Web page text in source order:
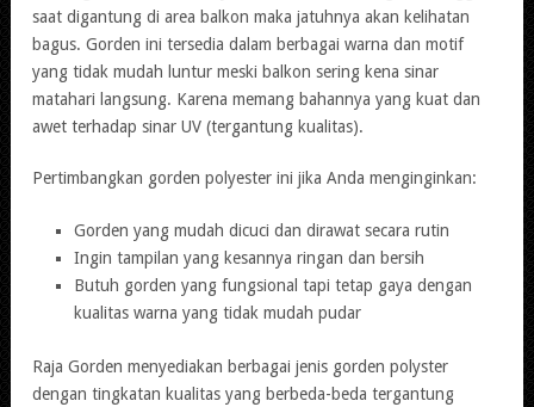
saat digantung di area balkon maka jatuhnya akan kelihatan
bagus. Gorden ini tersedia dalam berbagai warna dan motif
yang tidak mudah luntur meski balkon sering kena sinar
matahari langsung. Karena memang bahannya yang kuat dan
awet terhadap sinar UV (tergantung kualitas).
Pertimbangkan gorden polyester ini jika Anda menginginkan:
Gorden yang mudah dicuci dan dirawat secara rutin
Ingin tampilan yang kesannya ringan dan bersih
Butuh gorden yang fungsional tapi tetap gaya dengan
kualitas warna yang tidak mudah pudar
Raja Gorden menyediakan berbagai jenis gorden polyster
dengan tingkatan kualitas yang berbeda-beda tergantung